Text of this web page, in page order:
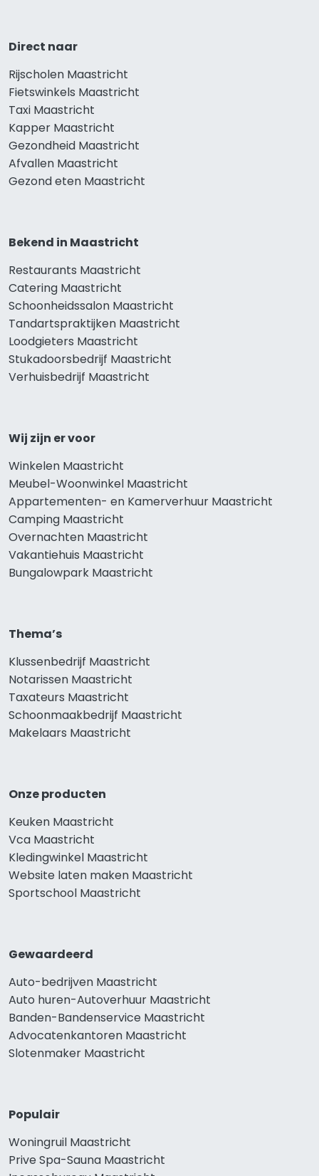
Direct naar
Rijscholen Maastricht
Fietswinkels Maastricht
Taxi Maastricht
Kapper Maastricht
Gezondheid Maastricht
Afvallen Maastricht
Gezond eten Maastricht
Bekend in Maastricht
Restaurants Maastricht
Catering Maastricht
Schoonheidssalon Maastricht
Tandartspraktijken Maastricht
Loodgieters Maastricht
Stukadoorsbedrijf Maastricht
Verhuisbedrijf Maastricht
Wij zijn er voor
Winkelen Maastricht
Meubel-Woonwinkel Maastricht
Appartementen- en Kamerverhuur Maastricht
Camping Maastricht
Overnachten Maastricht
Vakantiehuis Maastricht
Bungalowpark Maastricht
Thema’s
Klussenbedrijf Maastricht
Notarissen Maastricht
Taxateurs Maastricht
Schoonmaakbedrijf Maastricht
Makelaars Maastricht
Onze producten
Keuken Maastricht
Vca Maastricht
Kledingwinkel Maastricht
Website laten maken Maastricht
Sportschool Maastricht
Gewaardeerd
Auto-bedrijven Maastricht
Auto huren-Autoverhuur Maastricht
Banden-Bandenservice Maastricht
Advocatenkantoren Maastricht
Slotenmaker Maastricht
Populair
Woningruil Maastricht
Prive Spa-Sauna Maastricht